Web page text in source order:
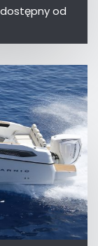
dostępny od